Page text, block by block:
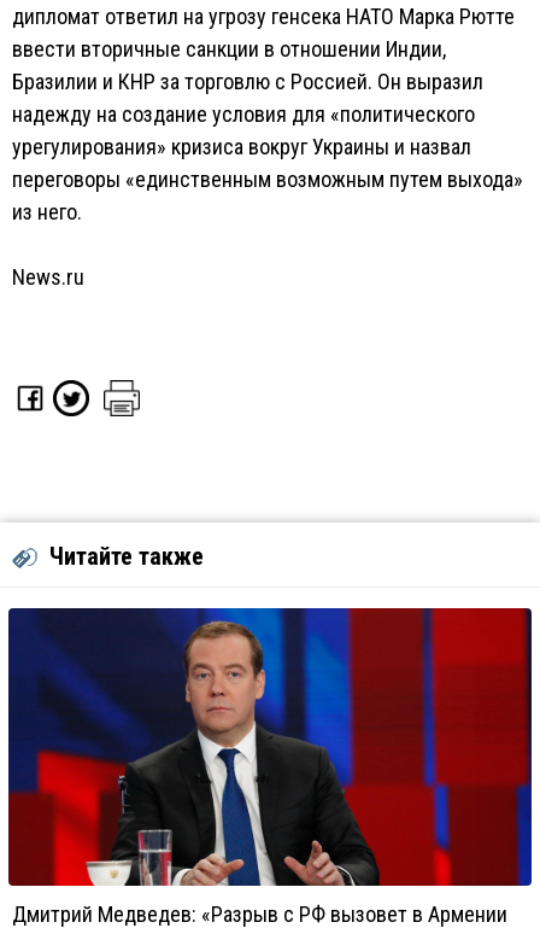
дипломат ответил на угрозу генсека НАТО Марка Рютте
ввести вторичные санкции в отношении Индии,
Бразилии и КНР за торговлю с Россией. Он выразил
надежду на создание условия для «политического
урегулирования» кризиса вокруг Украины и назвал
переговоры «единственным возможным путем выхода»
из него.
News.ru
Читайте также
Дмитрий Медведев: «Разрыв с РФ вызовет в Армении